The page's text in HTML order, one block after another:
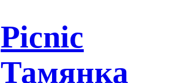
Picnic
Тамянка